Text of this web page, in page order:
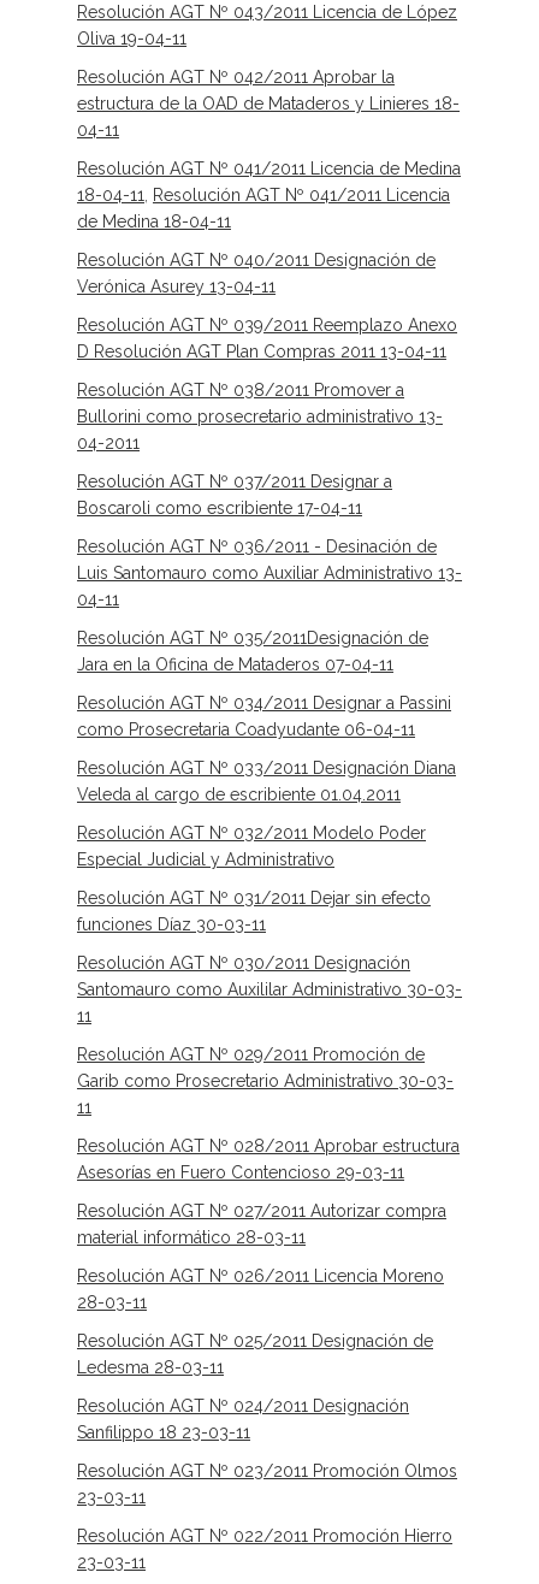
Resolución AGT Nº 043/2011 Licencia de López
Oliva 19-04-11
Resolución AGT Nº 042/2011 Aprobar la
estructura de la OAD de Mataderos y Linieres 18-
04-11
Resolución AGT Nº 041/2011 Licencia de Medina
18-04-11
Resolución AGT Nº 041/2011 Licencia
de Medina 18-04-11
Resolución AGT Nº 040/2011 Designación de
Verónica Asurey 13-04-11
Resolución AGT Nº 039/2011 Reemplazo Anexo
D Resolución AGT Plan Compras 2011 13-04-11
Resolución AGT Nº 038/2011 Promover a
Bullorini como prosecretario administrativo 13-
04-2011
Resolución AGT Nº 037/2011 Designar a
Boscaroli como escribiente 17-04-11
Resolución AGT Nº 036/2011 - Desinación de
Luis Santomauro como Auxiliar Administrativo 13-
04-11
Resolución AGT Nº 035/2011Designación de
Jara en la Oficina de Mataderos 07-04-11
Resolución AGT Nº 034/2011 Designar a Passini
como Prosecretaria Coadyudante 06-04-11
Resolución AGT Nº 033/2011 Designación Diana
Veleda al cargo de escribiente 01.04.2011
Resolución AGT Nº 032/2011 Modelo Poder
Especial Judicial y Administrativo
Resolución AGT Nº 031/2011 Dejar sin efecto
funciones Díaz 30-03-11
Resolución AGT Nº 030/2011 Designación
Santomauro como Auxililar Administrativo 30-03-
11
Resolución AGT Nº 029/2011 Promoción de
Garib como Prosecretario Administrativo 30-03-
11
Resolución AGT Nº 028/2011 Aprobar estructura
Asesorías en Fuero Contencioso 29-03-11
Resolución AGT Nº 027/2011 Autorizar compra
material informático 28-03-11
Resolución AGT Nº 026/2011 Licencia Moreno
28-03-11
Resolución AGT Nº 025/2011 Designación de
Ledesma 28-03-11
Resolución AGT Nº 024/2011 Designación
Sanfilippo 18 23-03-11
Resolución AGT Nº 023/2011 Promoción Olmos
23-03-11
Resolución AGT Nº 022/2011 Promoción Hierro
23-03-11